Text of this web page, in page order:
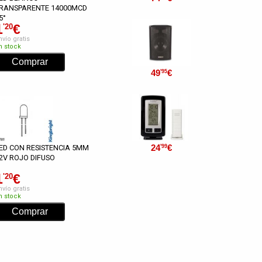
14000MCD
'20€
gratis
stock
CON RESISTENCIA 5MM
ROJO DIFUSO
'20€
gratis
stock
49'95€
24'99€